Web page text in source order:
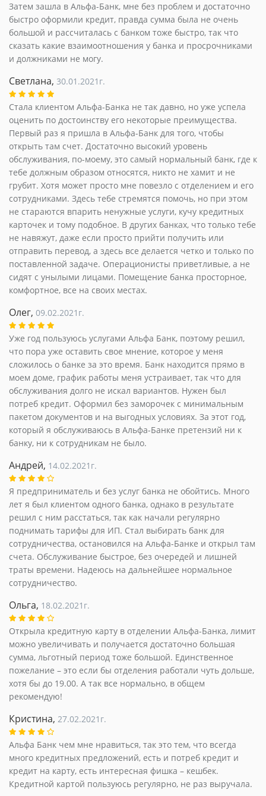
Затем зашла в Альфа-Банк, мне без проблем и достаточно
быстро оформили кредит, правда сумма была не очень
большой и рассчиталась с банком тоже быстро, так что
сказать какие взаимоотношения у банка и просрочниками
и должниками не могу.
Светлана, 30.01.2021г.
Стала клиентом Альфа-Банка не так давно, но уже успела
оценить по достоинству его некоторые преимущества.
Первый раз я пришла в Альфа-Банк для того, чтобы
открыть там счет. Достаточно высокий уровень
обслуживания, по-моему, это самый нормальный банк, где к
тебе должным образом относятся, никто не хамит и не
грубит. Хотя может просто мне повезло с отделением и его
сотрудниками. Здесь тебе стремятся помочь, но при этом
не стараются впарить ненужные услуги, кучу кредитных
карточек и тому подобное. В других банках, что только тебе
не навяжут, даже если просто прийти получить или
отправить перевод, а здесь все делается четко и только по
поставленной задаче. Операционисты приветливые, а не
сидят с унылыми лицами. Помещение банка просторное,
комфортное, все на своих местах.
Олег, 09.02.2021г.
Уже год пользуюсь услугами Альфа Банк, поэтому решил,
что пора уже оставить свое мнение, которое у меня
сложилось о банке за это время. Банк находится прямо в
моем доме, график работы меня устраивает, так что для
обслуживания долго не искал вариантов. Нужен был
потреб кредит. Оформил без заморочек с минимальным
пакетом документов и на выгодных условиях. За этот год,
который я обслуживаюсь в Альфа-Банке претензий ни к
банку, ни к сотрудникам не было.
Андрей, 14.02.2021г.
Я предприниматель и без услуг банка не обойтись. Много
лет я был клиентом одного банка, однако в результате
решил с ним расстаться, так как начали регулярно
поднимать тарифы для ИП. Стал выбирать банк для
сотрудничества, остановился на Альфа-Банке и открыл там
счета. Обслуживание быстрое, без очередей и лишней
траты времени. Надеюсь на дальнейшее нормальное
сотрудничество.
Ольга, 18.02.2021г.
Открыла кредитную карту в отделении Альфа-Банка, лимит
можно увеличивать и получается достаточно большая
сумма, льготный период тоже большой. Единственное
пожелание – это если бы отделения работали чуть дольше,
хотя бы до 19.00. А так все нормально, в общем
рекомендую!
Кристина, 27.02.2021г.
Альфа Банк чем мне нравиться, так это тем, что всегда
много кредитных предложений, есть и потреб кредит и
кредит на карту, есть интересная фишка – кешбек.
Кредитной картой пользуюсь регулярно, не раз выручала.